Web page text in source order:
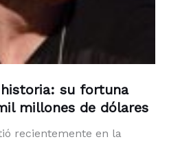
su fortuna
millones de dólares
recientemente en la